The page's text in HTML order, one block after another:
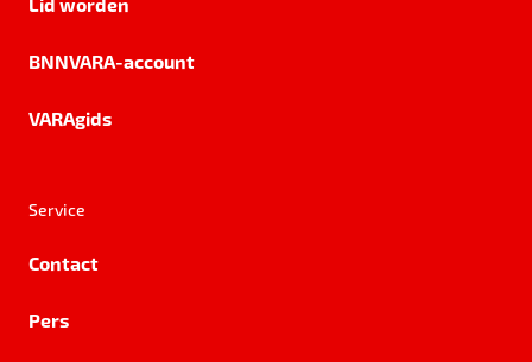
BNNVARA-account
VARAgids
Service
Contact
Pers